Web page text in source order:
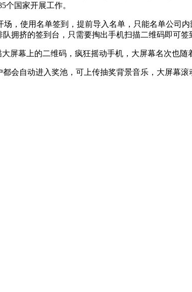
个国家开展工作。
，使用名单签到，提前导入名单，只能名单公司
拥挤的签到台，只需要掏出手机扫描二维码即可签
屏幕上的二维码，疯狂摇动手机，大屏幕名次也
会自动进入奖池，可上传抽奖背景音乐，大屏幕